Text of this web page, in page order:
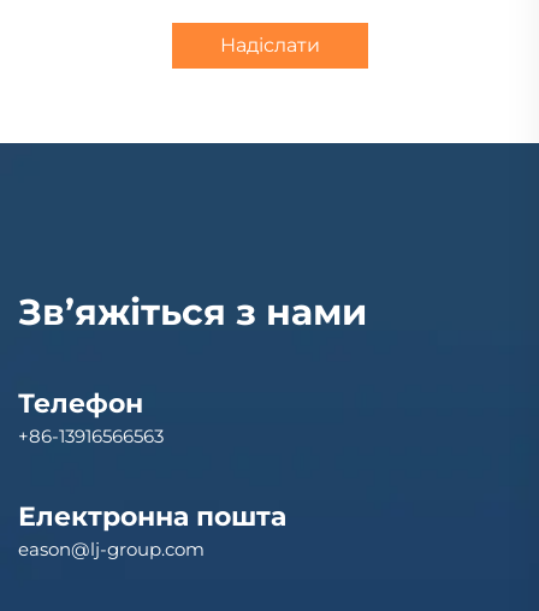
Надіслати
Зв’яжіться з нами
Телефон
+86-13916566563
Електронна пошта
eason@lj-group.com